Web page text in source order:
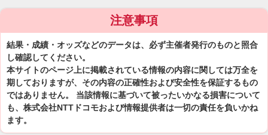
注意事項
結果・成績・オッズなどのデータは、必ず主催者発行のものと照合
し確認してください。
本サイトのページ上に掲載されている情報の内容に関しては万全を
期しておりますが、その内容の正確性および安全性を保証するもの
ではありません。 当該情報に基づいて被ったいかなる損害について
も、株式会社NTTドコモおよび情報提供者は一切の責任を負いかね
ます。